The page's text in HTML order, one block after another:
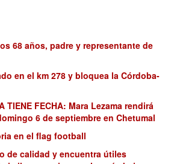
68 años, padre y representante de
en el km 278 y bloquea la Córdoba-
TIENE FECHA: Mara Lezama rendirá
6 de septiembre en Chetumal
en el flag football
de calidad y encuentra útiles